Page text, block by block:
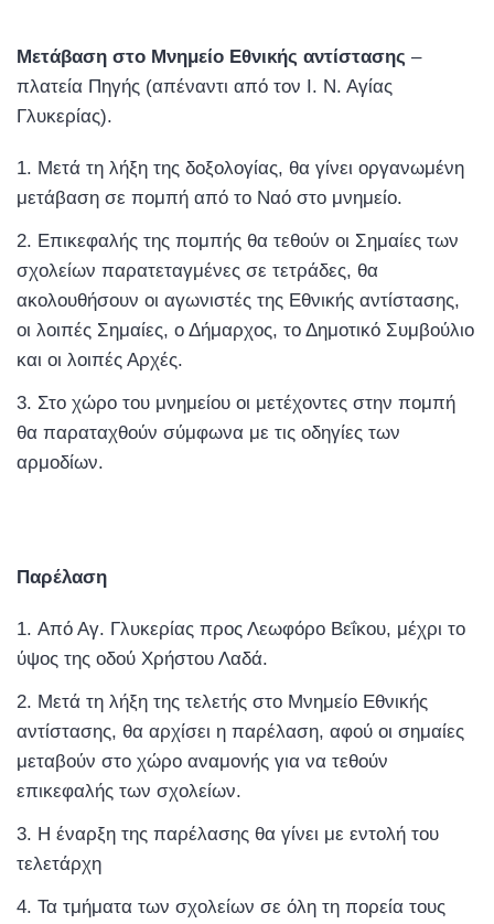
Μετάβαση στο Μνημείο Εθνικής αντίστασης –
πλατεία Πηγής (απέναντι από τον Ι. Ν. Αγίας
Γλυκερίας).
Μετά τη λήξη της δοξολογίας, θα γίνει οργανωμένη
μετάβαση σε πομπή από το Ναό στο μνημείο.
Επικεφαλής της πομπής θα τεθούν οι Σημαίες των
σχολείων παρατεταγμένες σε τετράδες, θα
ακολουθήσουν οι αγωνιστές της Εθνικής αντίστασης,
οι λοιπές Σημαίες, ο Δήμαρχος, το Δημοτικό Συμβούλιο
και οι λοιπές Αρχές.
Στο χώρο του μνημείου οι μετέχοντες στην πομπή
θα παραταχθούν σύμφωνα με τις οδηγίες των
αρμοδίων.
Παρέλαση
Από Αγ. Γλυκερίας προς Λεωφόρο Βεΐκου, μέχρι το
ύψος της οδού Χρήστου Λαδά.
Μετά τη λήξη της τελετής στο Μνημείο Εθνικής
αντίστασης, θα αρχίσει η παρέλαση, αφού οι σημαίες
μεταβούν στο χώρο αναμονής για να τεθούν
επικεφαλής των σχολείων.
Η έναρξη της παρέλασης θα γίνει με εντολή του
τελετάρχη
Τα τμήματα των σχολείων σε όλη τη πορεία τους